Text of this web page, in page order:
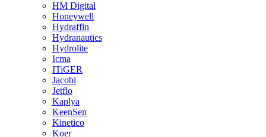
HM Digital
Honeywell
Hydraffin
Hydranautics
Hydrolite
Icma
ITiGER
Jacobi
Jetflo
Kaplya
KeenSen
Kinetico
Koer